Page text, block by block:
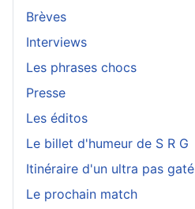
Brèves
Interviews
Les phrases chocs
Presse
Les éditos
Le billet d'humeur de S R G
Itinéraire d'un ultra pas gaté
Le prochain match